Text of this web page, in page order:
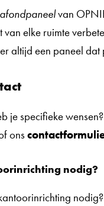
van
elke ruimte
altijd een paneel
je specifieke
ons
nodig?